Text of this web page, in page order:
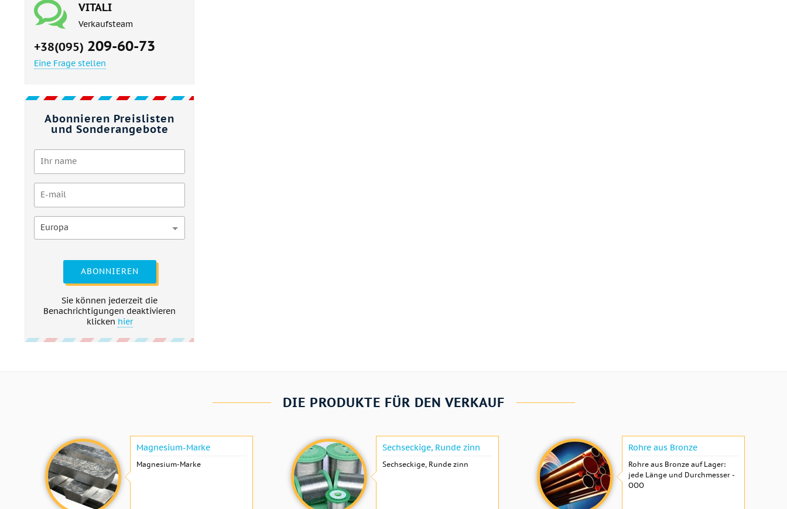
VITALI
Verkaufsteam
+38(095) 209-60-73
Eine Frage stellen
Abonnieren Preislisten
und Sonderangebote
Europa
ABONNIEREN
Sie können jederzeit die
Benachrichtigungen deaktivieren
klicken hier
DIE PRODUKTE FÜR DEN VERKAUF
Magnesium-Marke
Magnesium-Marke
Sechseckige, Runde zinn
Sechseckige, Runde zinn
Rohre aus Bronze
Rohre aus Bronze auf Lager:
jede Länge und Durchmesser -
OOO